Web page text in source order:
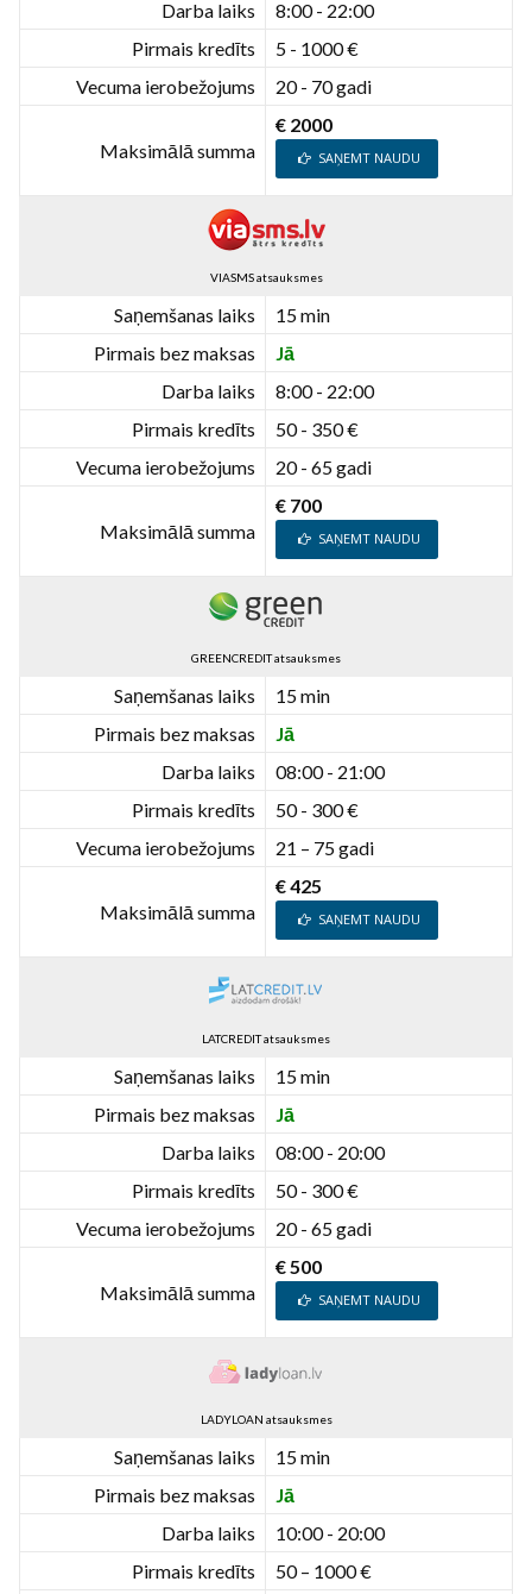
Darba laiks
8:00 - 22:00
Pirmais kredīts
5 - 1000 €
Vecuma ierobežojums
20 - 70 gadi
Maksimālā summa
€ 2000
SAŅEMT NAUDU
VIASMS atsauksmes
Saņemšanas laiks
15 min
Pirmais bez maksas
Jā
Darba laiks
8:00 - 22:00
Pirmais kredīts
50 - 350 €
Vecuma ierobežojums
20 - 65 gadi
Maksimālā summa
€ 700
SAŅEMT NAUDU
GREENCREDIT atsauksmes
Saņemšanas laiks
15 min
Pirmais bez maksas
Jā
Darba laiks
08:00 - 21:00
Pirmais kredīts
50 - 300 €
Vecuma ierobežojums
21 – 75 gadi
Maksimālā summa
€ 425
SAŅEMT NAUDU
LATCREDIT atsauksmes
Saņemšanas laiks
15 min
Pirmais bez maksas
Jā
Darba laiks
08:00 - 20:00
Pirmais kredīts
50 - 300 €
Vecuma ierobežojums
20 - 65 gadi
Maksimālā summa
€ 500
SAŅEMT NAUDU
LADYLOAN atsauksmes
Saņemšanas laiks
15 min
Pirmais bez maksas
Jā
Darba laiks
10:00 - 20:00
Pirmais kredīts
50 – 1000 €